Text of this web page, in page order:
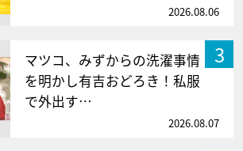
2026.08.06
3
マツコ、みずからの洗濯事情
を明かし有吉おどろき！私服
で外出す…
2026.08.07